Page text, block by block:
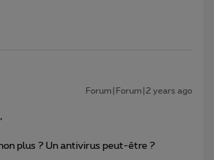
Forum|Forum|2 years ago
,
plus ? Un antivirus peut-être ?